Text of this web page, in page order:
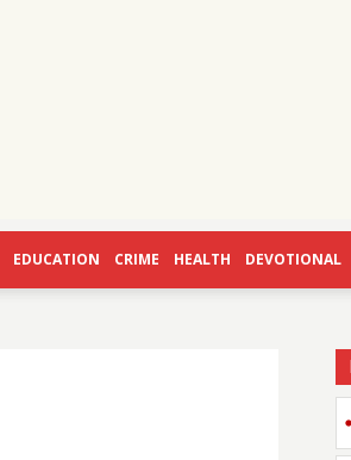
EDUCATION CRIME HEALTH DEVOTIONAL